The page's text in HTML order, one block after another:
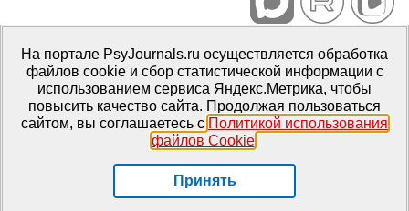
Портал психологических изданий PsyJournals.ru, 2007–2026
Правила использования материалов
Свидетельство регистрации СМИЭл № ФС77-66447 от 14 июля
2016 г.
Издатель: ФГБОУ ВО МГППУ
На портале PsyJournals.ru осуществляется обработка
файлов cookie и сбор статистической информации с
использованием сервиса Яндекс.Метрика, чтобы
повысить качество сайта. Продолжая пользоваться
сайтом, вы соглашаетесь с Политикой использования
файлов Cookie.
Принять